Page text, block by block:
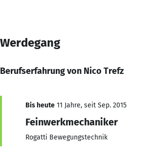
Werdegang
Berufserfahrung von Nico Trefz
Bis heute 11 Jahre, seit Sep. 2015
Feinwerkmechaniker
Rogatti Bewegungstechnik